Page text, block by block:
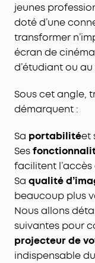
jeunes
doté d’une
transformer
écran de
d’étudiant ou
Sous cet angle,
démarquent :
Sa portabilitéet
Ses
facilitent
Sa qualité
beaucoup plus
Nous allons
suivantes pour
projecteur de
indispensable